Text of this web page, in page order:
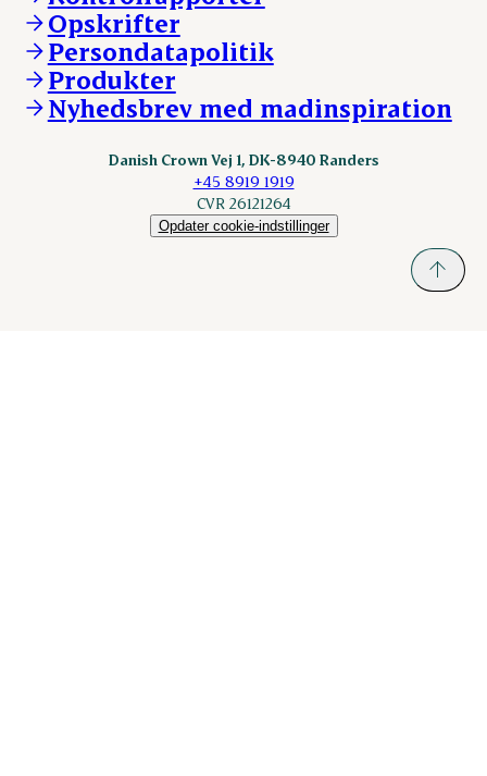
Kontakt
ESS-FOOD.com
Fonden Dansk Gastronomi
KLS.se
nordicspoor.com
Scanhide.dk
Opskrifter
Persondatapolitik
Produkter
Nyhedsbrev med madinspiration
Danish Crown Vej 1, DK-8940 Randers
+45 8919 1919
CVR 26121264
Opdater cookie-indstillinger